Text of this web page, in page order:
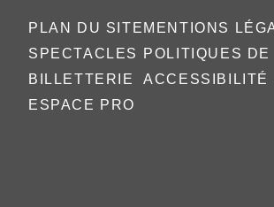
PLAN DU SITE
SPECTACLES
BILLETTERIE
ESPACE PRO
MENTIONS
POLITIQUES
ACCESSIBILITÉ